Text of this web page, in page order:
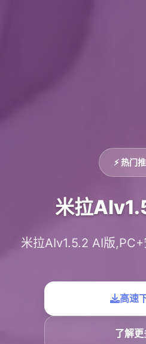
⚡ 热门
米拉
米拉AIv1.5.2 AI版
高速
了解更